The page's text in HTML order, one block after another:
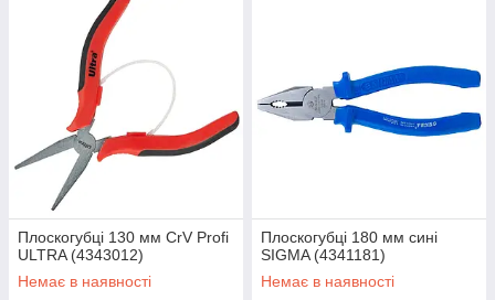
Плоскогубці 130 мм CrV Profi
ULTRA (4343012)
Немає в наявності
Плоскогубці 180 мм сині
SIGMA (4341181)
Немає в наявності